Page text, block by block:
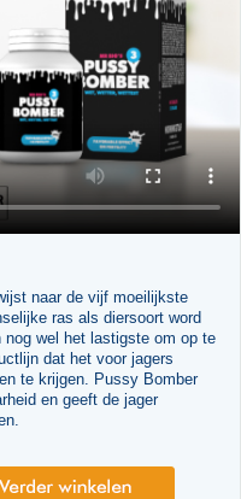
naar de vijf moeilijkste
ras als diersoort word
wel het lastigste om op te
dat het voor jagers
te krijgen. Pussy Bomber
en geeft de jager